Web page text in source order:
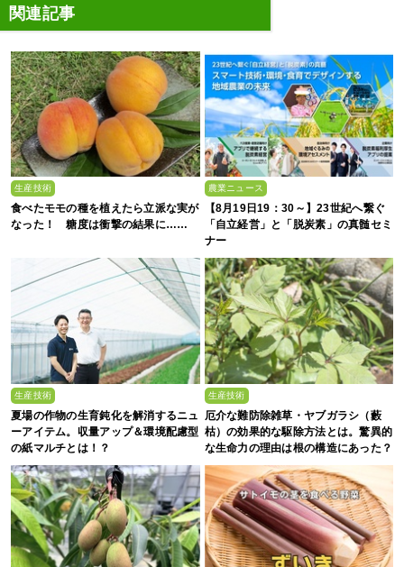
関連記事
生産技術
食べたモモの種を植えたら立派な実が
なった！ 糖度は衝撃の結果に……
農業ニュース
【8月19日19：30～】23世紀へ繋ぐ
「自立経営」と「脱炭素」の真髄セミ
ナー
生産技術
夏場の作物の生育鈍化を解消するニュ
ーアイテム。収量アップ＆環境配慮型
の紙マルチとは！？
生産技術
厄介な難防除雑草・ヤブガラシ（藪
枯）の効果的な駆除方法とは。驚異的
な生命力の理由は根の構造にあった？